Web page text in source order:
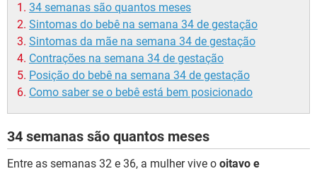
34 semanas são quantos meses
Sintomas do bebê na semana 34 de gestação
Sintomas da mãe na semana 34 de gestação
Contrações na semana 34 de gestação
Posição do bebê na semana 34 de gestação
Como saber se o bebê está bem posicionado
34 semanas são quantos meses
Entre as semanas 32 e 36, a mulher vive o oitavo e